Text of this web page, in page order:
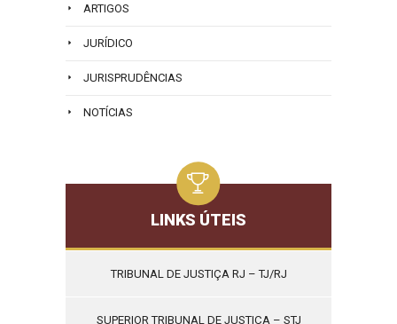
ARTIGOS
JURÍDICO
JURISPRUDÊNCIAS
NOTÍCIAS
LINKS ÚTEIS
TRIBUNAL DE JUSTIÇA RJ – TJ/RJ
SUPERIOR TRIBUNAL DE JUSTIÇA – STJ